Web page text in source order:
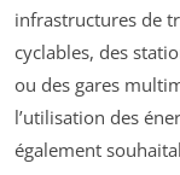
infrastructures de
cyclables, des
ou des gares
l’utilisation des
également